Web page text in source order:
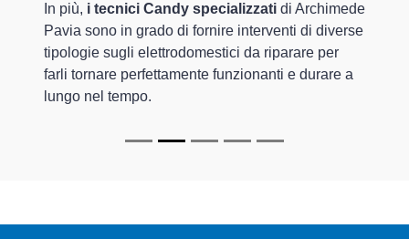
In più, i tecnici Candy specializzati di Archimede
Pavia sono in grado di fornire interventi di diverse
tipologie sugli elettrodomestici da riparare per
farli tornare perfettamente funzionanti e durare a
lungo nel tempo.